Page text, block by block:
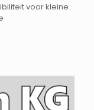
voor kleine